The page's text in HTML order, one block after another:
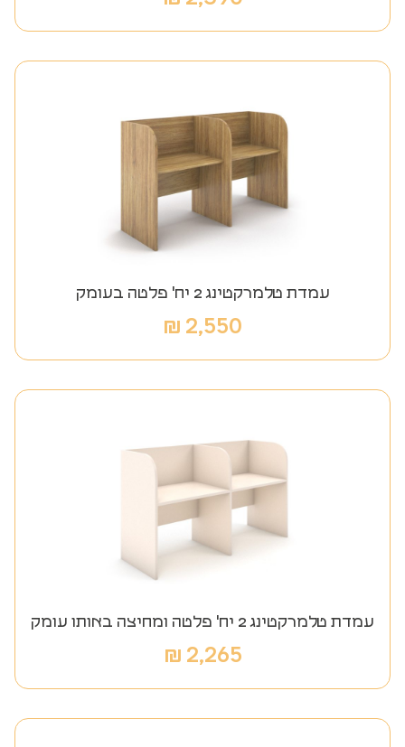
עמדת טלמרקטינג 2 יח' פלטה בעומק
2,550
₪
עמדת טלמרקטינג 2 יח' פלטה ומחיצה באותו עומק
2,265
₪